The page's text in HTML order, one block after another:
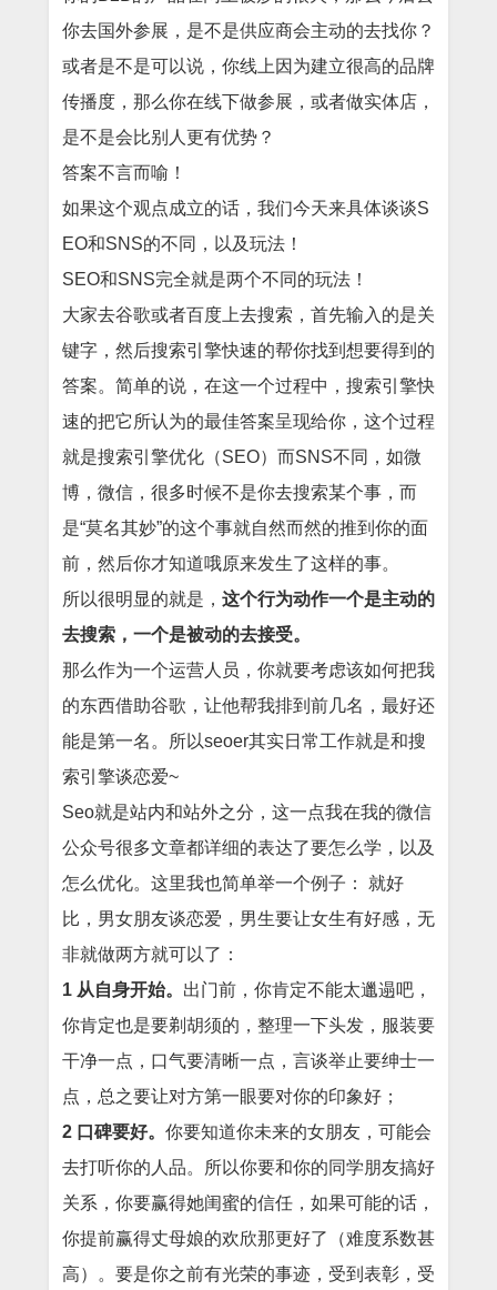
你去国外参展，是不是供应商会主动的去找你？
或者是不是可以说，你线上因为建立很高的品牌
传播度，那么你在线下做参展，或者做实体店，
是不是会比别人更有优势？
答案不言而喻！
如果这个观点成立的话，我们今天来具体谈谈S
EO和SNS的不同，以及玩法！
SEO和SNS完全就是两个不同的玩法！
大家去谷歌或者百度上去搜索，首先输入的是关
键字，然后搜索引擎快速的帮你找到想要得到的
答案。简单的说，在这一个过程中，搜索引擎快
速的把它所认为的最佳答案呈现给你，这个过程
就是搜索引擎优化（SEO）而SNS不同，如微
博，微信，很多时候不是你去搜索某个事，而
是“莫名其妙”的这个事就自然而然的推到你的面
前，然后你才知道哦原来发生了这样的事。
所以很明显的就是， 这个行为动作一个是主动的
去搜索，一个是被动的去接受。
那么作为一个运营人员，你就要考虑该如何把我
的东西借助谷歌，让他帮我排到前几名，最好还
能是第一名。所以seoer其实日常工作就是和搜
索引擎谈恋爱~
Seo就是站内和站外之分，这一点我在我的微信
公众号很多文章都详细的表达了要怎么学，以及
怎么优化。这里我也简单举一个例子： 就好
比，男女朋友谈恋爱，男生要让女生有好感，无
非就做两方就可以了：
1 从自身开始。 出门前，你肯定不能太邋遢吧，
你肯定也是要剃胡须的，整理一下头发，服装要
干净一点，口气要清晰一点，言谈举止要绅士一
点，总之要让对方第一眼要对你的印象好；
2 口碑要好。 你要知道你未来的女朋友，可能会
去打听你的人品。所以你要和你的同学朋友搞好
关系，你要赢得她闺蜜的信任，如果可能的话，
你提前赢得丈母娘的欢欣那更好了（难度系数甚
高）。要是你之前有光荣的事迹，受到表彰，受